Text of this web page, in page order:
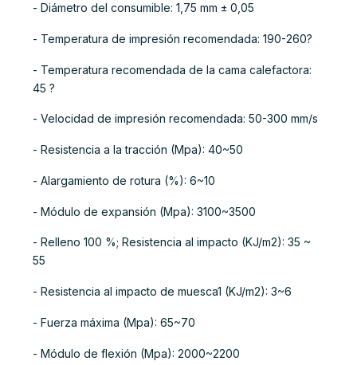
- Diámetro del consumible: 1,75 mm ± 0,05
- Temperatura de impresión recomendada: 190-260?
- Temperatura recomendada de la cama calefactora:
45 ?
- Velocidad de impresión recomendada: 50-300 mm/s
- Resistencia a la tracción (Mpa): 40~50
- Alargamiento de rotura (%): 6~10
- Módulo de expansión (Mpa): 3100~3500
- Relleno 100 %; Resistencia al impacto (KJ/m2): 35 ~
55
- Resistencia al impacto de muesca1 (KJ/m2): 3~6
- Fuerza máxima (Mpa): 65~70
- Módulo de flexión (Mpa): 2000~2200